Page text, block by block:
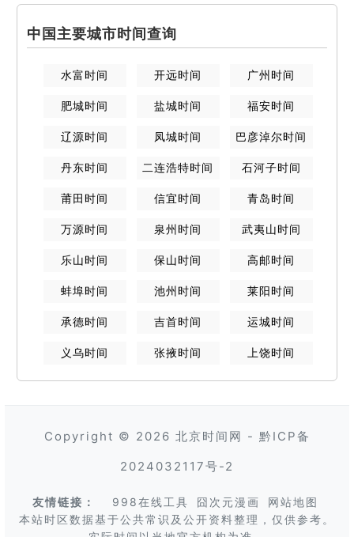
中国主要城市时间查询
水富时间 开远时间 广州时间
肥城时间 盐城时间 福安时间
辽源时间 凤城时间 巴彦淖尔时间
丹东时间 二连浩特时间 石河子时间
莆田 时间 信宜时间 青岛时间
万源时间 泉州时间 武夷山时间
乐山时间 保山时间 高邮时间
蚌埠时间 池州时间 莱阳时间
承德时间 吉首时间 运城时间
义乌时间 张掖时间 上饶时间
Copyright © 2026 北京时间网 - 黔ICP备
2024032117号-2
友情链接： 998在线工具 囧次元漫画
网站地图
本站时区数据基于公共常识及公开资料整理，仅供参考。